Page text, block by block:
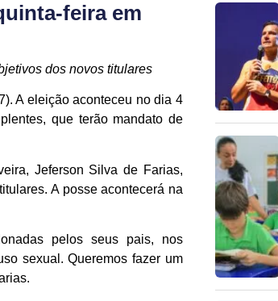
feira em
dos novos titulares
A eleição aconteceu no dia 4
que terão mandato de
Jeferson Silva de Farias,
A posse acontecerá na
pelos seus pais, nos
sexual. Queremos fazer um